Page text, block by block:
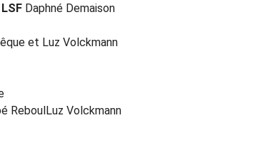
Daphné Demaison
et Luz Volckmann
ReboulLuz Volckmann